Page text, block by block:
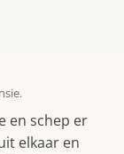
en schep er
elkaar en